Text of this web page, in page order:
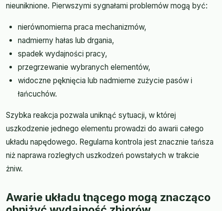
nieuniknione. Pierwszymi sygnałami problemów mogą być:
nierównomierna praca mechanizmów,
nadmierny hałas lub drgania,
spadek wydajności pracy,
przegrzewanie wybranych elementów,
widoczne pęknięcia lub nadmierne zużycie pasów i
łańcuchów.
Szybka reakcja pozwala uniknąć sytuacji, w której
uszkodzenie jednego elementu prowadzi do awarii całego
układu napędowego. Regularna kontrola jest znacznie tańsza
niż naprawa rozległych uszkodzeń powstałych w trakcie
żniw.
Awarie układu tnącego mogą znacząco